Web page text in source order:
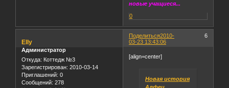
новые учащиеся...
0
Поделиться 6
2010-
03-23 13:43:06
Elly
Администратор
Откуда: Коттедж №3
Зарегистрирован: 2010-03-14
Приглашений: 0
Сообщений: 278
[align=center]
Новая история